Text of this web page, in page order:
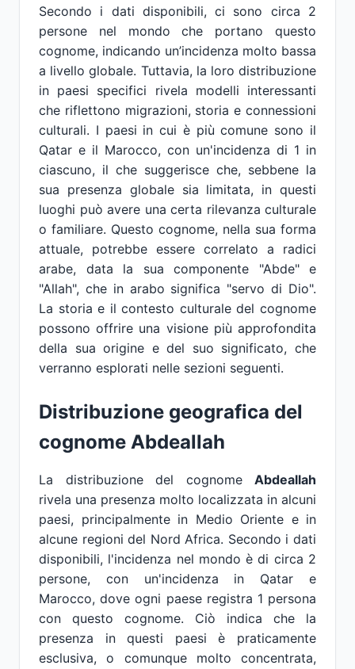
Secondo i dati disponibili, ci sono circa 2
persone nel mondo che portano questo
cognome, indicando un’incidenza molto bassa
a livello globale. Tuttavia, la loro distribuzione
in paesi specifici rivela modelli interessanti
che riflettono migrazioni, storia e connessioni
culturali. I paesi in cui è più comune sono il
Qatar e il Marocco, con un'incidenza di 1 in
ciascuno, il che suggerisce che, sebbene la
sua presenza globale sia limitata, in questi
luoghi può avere una certa rilevanza culturale
o familiare. Questo cognome, nella sua forma
attuale, potrebbe essere correlato a radici
arabe, data la sua componente "Abde" e
"Allah", che in arabo significa "servo di Dio".
La storia e il contesto culturale del cognome
possono offrire una visione più approfondita
della sua origine e del suo significato, che
verranno esplorati nelle sezioni seguenti.
Distribuzione geografica del
cognome Abdeallah
La distribuzione del cognome Abdeallah
rivela una presenza molto localizzata in alcuni
paesi, principalmente in Medio Oriente e in
alcune regioni del Nord Africa. Secondo i dati
disponibili, l'incidenza nel mondo è di circa 2
persone, con un'incidenza in Qatar e
Marocco, dove ogni paese registra 1 persona
con questo cognome. Ciò indica che la
presenza in questi paesi è praticamente
esclusiva, o comunque molto concentrata,